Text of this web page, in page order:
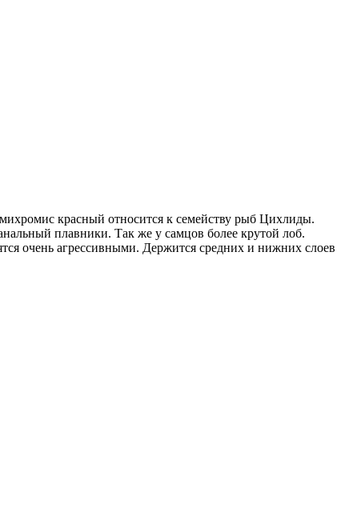
красный относится к семейству рыб Цихлиды.
плавники. Так же у самцов более крутой лоб.
очень агрессивными. Держится средних и нижних слоев